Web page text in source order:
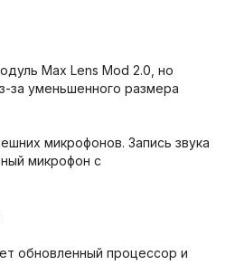
Max Lens Mod 2.0, но
за уменьшенного размера
микрофонов. Запись звука
микрофон с
обновленный процессор и